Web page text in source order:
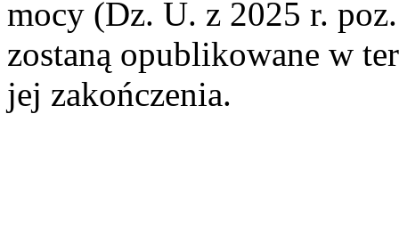
mocy (Dz. U. z 2025 r.
zostaną opublikowane w
jej zakończenia.